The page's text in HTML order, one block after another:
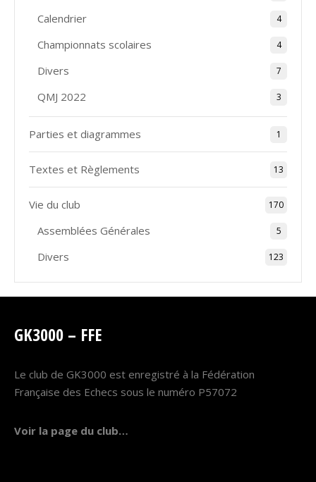
Calendrier 4
Championnats scolaires 4
Divers 7
QMJ 2022 3
Parties et diagrammes 1
Textes et Règlements 13
Vie du club 170
Assemblées Générales 5
Divers 123
GK3000 – FFE
Le club de GK3000 est enregistré à la Fédération
Française des Echecs sous le numéro P57072
Voir la page du club…